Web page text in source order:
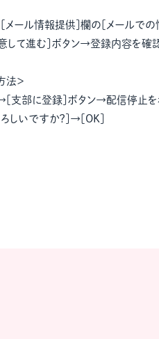
キャリ
教材販
ピアフ
ール情報提供]欄の[メールで
して進む]ボタン→登録内容を確
法＞
→[支部に登録]ボタン→配信停止
ろしいですか？]→[OK]